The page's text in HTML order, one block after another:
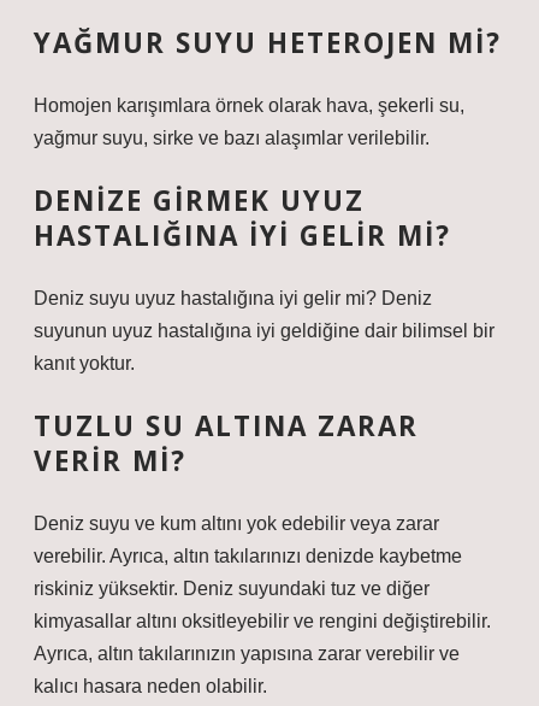
YAĞMUR SUYU HETEROJEN MI?
Homojen karışımlara örnek olarak hava, şekerli su,
yağmur suyu, sirke ve bazı alaşımlar verilebilir.
DENIZE GIRMEK UYUZ
HASTALIĞINA IYI GELIR MI?
Deniz suyu uyuz hastalığına iyi gelir mi? Deniz
suyunun uyuz hastalığına iyi geldiğine dair bilimsel bir
kanıt yoktur.
TUZLU SU ALTINA ZARAR
VERIR MI?
Deniz suyu ve kum altını yok edebilir veya zarar
verebilir. Ayrıca, altın takılarınızı denizde kaybetme
riskiniz yüksektir. Deniz suyundaki tuz ve diğer
kimyasallar altını oksitleyebilir ve rengini değiştirebilir.
Ayrıca, altın takılarınızın yapısına zarar verebilir ve
kalıcı hasara neden olabilir.